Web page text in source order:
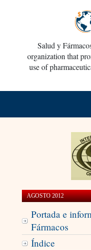
Salud y
organization that
use of
AGOSTO 2012
Portada e
Fármacos
Índice